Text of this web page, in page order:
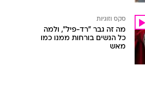
סקס וזוגיות
מה זה גבר "רד-פיל", ולמה
כל הנשים בורחות ממנו כמו
מאש